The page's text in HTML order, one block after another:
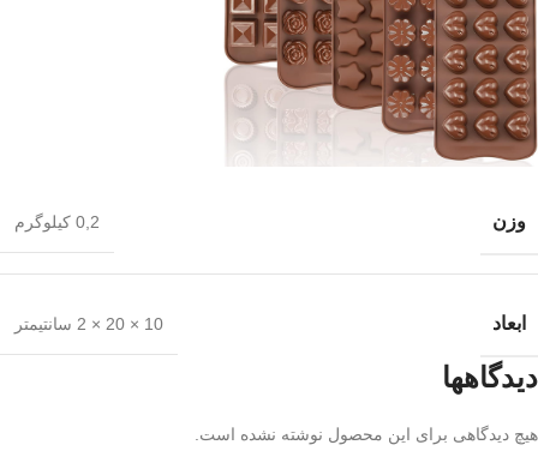
وزن 0,2 کیلوگرم
ابعاد 10 × 20 × 2 سانتیمتر
دیدگاهها
هیچ دیدگاهی برای این محصول نوشته نشده است.